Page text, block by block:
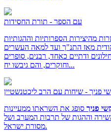
עם הספר - תורת החסידות
מהיצירות הספרותיות וההגותיות
ודתיים כאחד, רבנים, סופרים
וחוקרים, והם גיבשו יח...
פניך - שיחות עם הרב ליכטנשטיין
פניך סופג את השראתו ממעיינות
וההגות של תרבות המערב ושל
מסורת ישראל.